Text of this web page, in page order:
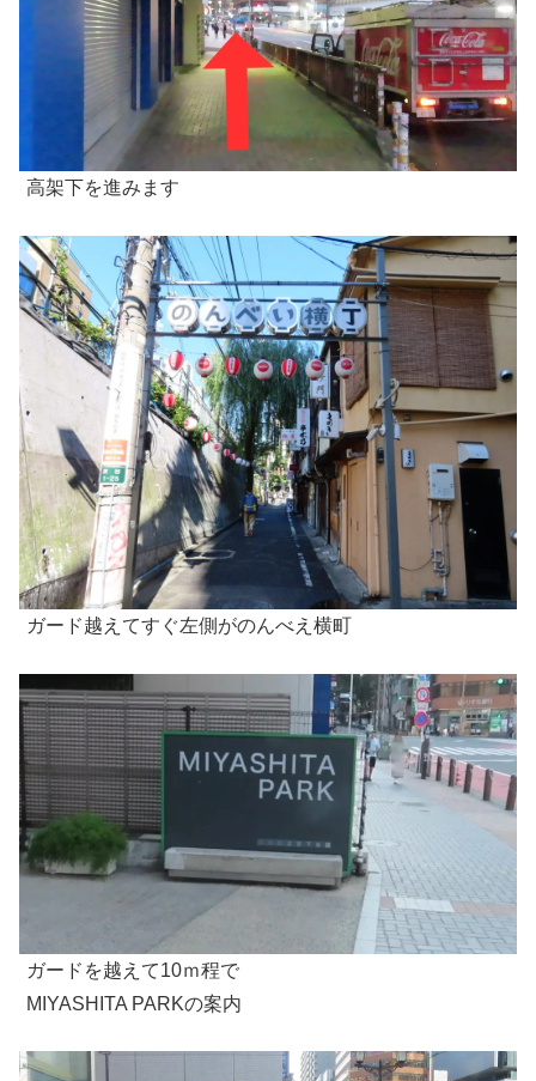
高架下を進みます
ガード越えてすぐ左側がのんべえ横町
ガードを越えて10ｍ程で
MIYASHITA PARKの案内